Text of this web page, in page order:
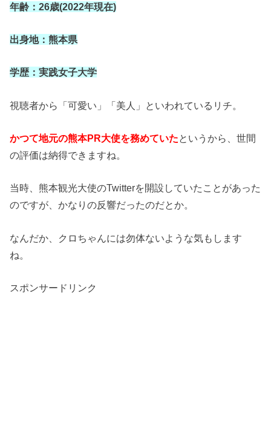
年齢：26歳(2022年現在)
出身地：熊本県
学歴：実践女子大学
視聴者から「可愛い」「美人」といわれているリチ。
かつて地元の熊本PR大使を務めていたというから、世間
の評価は納得できますね。
当時、熊本観光大使のTwitterを開設していたことがあった
のですが、かなりの反響だったのだとか。
なんだか、クロちゃんには勿体ないような気もします
ね。
スポンサードリンク